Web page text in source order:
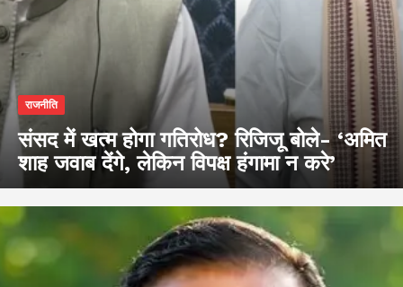
राजनीति
संसद में खत्म होगा गतिरोध? रिजिजू बोले- ‘अमित
शाह जवाब देंगे, लेकिन विपक्ष हंगामा न करे’